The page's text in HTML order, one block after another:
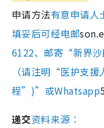
申请方法有意申请人
填妥后可经电邮
6122、邮寄“新界沙
（请注明“医护支
程”)”或Whatsapp
递交资料来源︰